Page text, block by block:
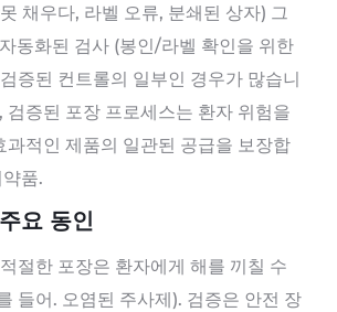
채우다, 라벨 오류, 분쇄된 상자) 그
동화된 검사 (봉인/라벨 확인을 위한
증된 컨트롤의 일부인 경우가 많습니
검증된 포장 프로세스는 환자 위험을
과적인 제품의 일관된 공급을 보장합
품.
요 동인
절한 포장은 환자에게 해를 끼칠 수
들어. 오염된 주사제). 검증은 안전 장